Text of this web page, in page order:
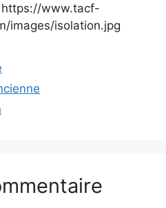
https://www.tacf-
images/isolation.jpg